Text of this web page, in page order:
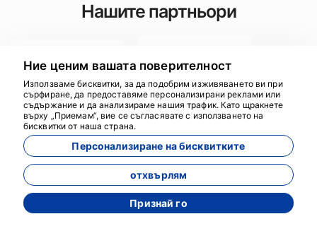
Нашите партньори
Не намерихте това, което
търсихте?
Можете да се свържете с нас за повече обиколки
Ние ценим вашата поверителност
Използваме бисквитки, за да подобрим изживяването ви при
сърфиране, да предоставяме персонализирани реклами или
съдържание и да анализираме нашия трафик. Като щракнете
върху „Приемам“, вие се съгласявате с използването на
бисквитки от наша страна.
Персонализиране на бисквитките
отхвърлям
Признай го